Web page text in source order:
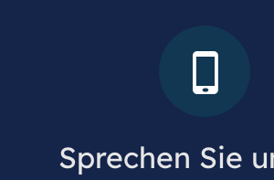
Sprechen Sie